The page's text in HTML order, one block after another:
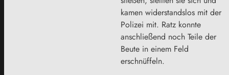
kamen widerstandslos mit der
Polizei mit. Ratz konnte
anschließend noch Teile der
Beute in einem Feld
erschnüffeln.